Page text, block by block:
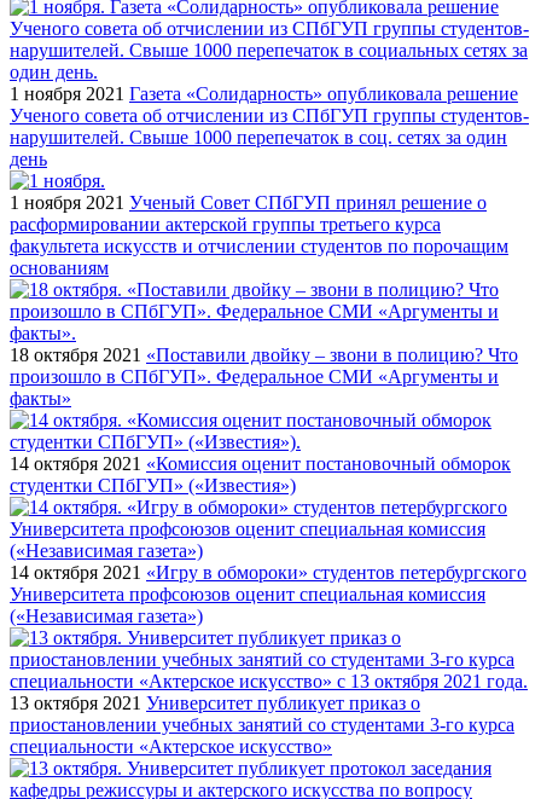
1 ноября 2021 Газета «Солидарность» опубликовала решение
Ученого совета об отчислении из СПбГУП группы студентов-
нарушителей. Свыше 1000 перепечаток в соц. сетях за один
день
1 ноября 2021 Ученый Совет СПбГУП принял решение о
расформировании актерской группы третьего курса
факультета искусств и отчислении студентов по порочащим
основаниям
18 октября 2021 «Поставили двойку – звони в полицию? Что
произошло в СПбГУП». Федеральное СМИ «Аргументы и
факты»
14 октября 2021 «Комиссия оценит постановочный обморок
студентки СПбГУП» («Известия»)
14 октября 2021 «Игру в обмороки» студентов петербургского
Университета профсоюзов оценит специальная комиссия
(«Независимая газета»)
13 октября 2021 Университет публикует приказ о
приостановлении учебных занятий со студентами 3-го курса
специальности «Актерское искусство»